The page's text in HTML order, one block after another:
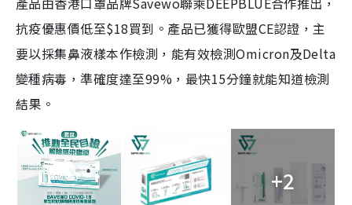
抗疫優惠價低至$18買到。產品已獲得歐盟CE認證，主
要以採集鼻液樣本作檢測，能有效檢測Omicron及Delta
變種病毒，準確度達至99%，最快15分鐘就能知道檢測
結果。
+2